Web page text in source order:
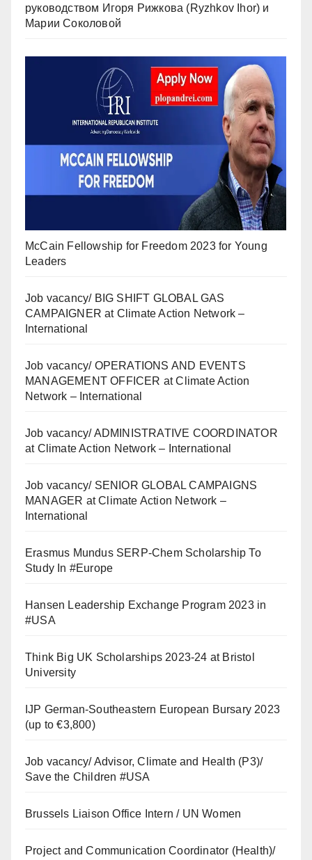
руководством Игоря Рижкова (Ryzhkov Ihor) и
Марии Соколовой
McCain Fellowship for Freedom 2023 for Young
Leaders
Job vacancy/ BIG SHIFT GLOBAL GAS
CAMPAIGNER at Climate Action Network –
International
Job vacancy/ OPERATIONS AND EVENTS
MANAGEMENT OFFICER at Climate Action
Network – International
Job vacancy/ ADMINISTRATIVE COORDINATOR
at Climate Action Network – International
Job vacancy/ SENIOR GLOBAL CAMPAIGNS
MANAGER at Climate Action Network –
International
Erasmus Mundus SERP-Chem Scholarship To
Study In #Europe
Hansen Leadership Exchange Program 2023 in
#USA
Think Big UK Scholarships 2023-24 at Bristol
University
IJP German-Southeastern European Bursary 2023
(up to €3,800)
Job vacancy/ Advisor, Climate and Health (P3)/
Save the Children #USA
Brussels Liaison Office Intern / UN Women
Project and Communication Coordinator (Health)/